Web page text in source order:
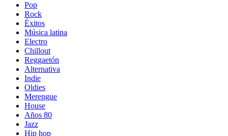
Pop
Rock
Éxitos
Música latina
Electro
Chillout
Reggaetón
Alternativa
Indie
Oldies
Merengue
House
Años 80
Jazz
Hip hop